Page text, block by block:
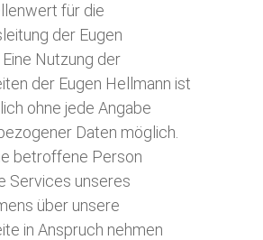
für die
der Eugen
Nutzung der
der Eugen Hellmann ist
ohne jede Angabe
Daten möglich.
betroffene Person
Services unseres
über unsere
in Anspruch nehmen